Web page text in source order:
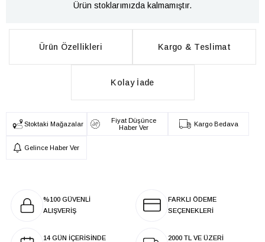
Ürün stoklarımızda kalmamıştır.
Ürün Özellikleri Kargo & Teslimat
Kolay İade
Stoktaki Mağazalar
Fiyat Düşünce
Haber Ver
Kargo Bedava
Gelince Haber Ver
%100 GÜVENLİ
ALIŞVERİŞ
FARKLI ÖDEME
SEÇENEKLERİ
14 GÜN İÇERİSİNDE
2000 TL VE ÜZERİ